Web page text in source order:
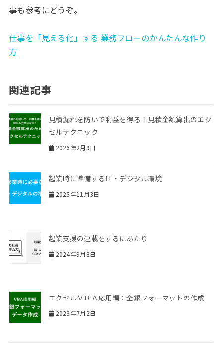
事も参考にどうぞ。
仕事を「見える化」する 業務フローのかんたんな作り
方
関連記事
見積漏れを防いで利益を得る！見積金額算出のエク
セルテクニック
2026年2月9日
起業時に準備するIT・デジタル環境
2025年11月3日
起業支援の連載をするにあたり
2024年9月8日
エクセルＶＢＡ応用編：全銀フォーマットの作成
2023年7月2日